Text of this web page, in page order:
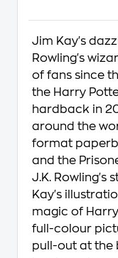
Jim Kay's
Rowling's
of fans since
the Harry
hardback in
around the
format
and the
J.K. Rowling's
Kay's
magic of
full-colour
pull-out at the